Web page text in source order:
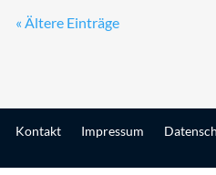
« Ältere Einträge
Kontakt Impressum